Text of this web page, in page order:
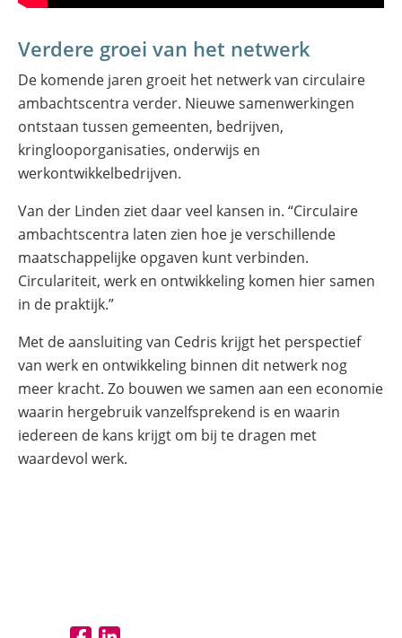
Verdere groei van het netwerk
De komende jaren groeit het netwerk van circulaire
ambachtscentra verder. Nieuwe samenwerkingen
ontstaan tussen gemeenten, bedrijven,
kringlooporganisaties, onderwijs en
werkontwikkelbedrijven.
Van der Linden ziet daar veel kansen in. “Circulaire
ambachtscentra laten zien hoe je verschillende
maatschappelijke opgaven kunt verbinden.
Circulariteit, werk en ontwikkeling komen hier samen
in de praktijk.”
Met de aansluiting van Cedris krijgt het perspectief
van werk en ontwikkeling binnen dit netwerk nog
meer kracht. Zo bouwen we samen aan een economie
waarin hergebruik vanzelfsprekend is en waarin
iedereen de kans krijgt om bij te dragen met
waardevol werk.